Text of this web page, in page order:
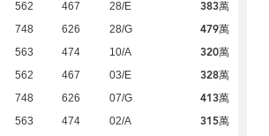
562 467 28/E 383萬
748 626 28/G 479萬
563 474 10/A 320萬
562 467 03/E 328萬
748 626 07/G 413萬
563 474 02/A 315萬